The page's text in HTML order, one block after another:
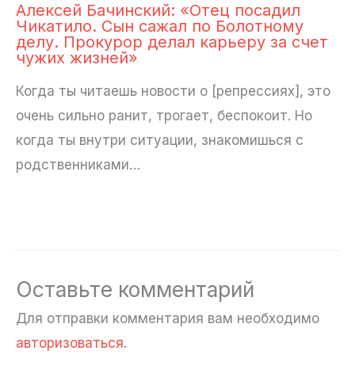
Алексей Бачинский: «Отец посадил
Чикатило. Сын сажал по Болотному
делу. Прокурор делал карьеру за счет
чужих жизней»
Когда ты читаешь новости о [репрессиях], это
очень сильно ранит, трогает, беспокоит. Но
когда ты внутри ситуации, знакомишься с
родственниками…
Оставьте комментарий
Для отправки комментария вам необходимо
авторизоваться.